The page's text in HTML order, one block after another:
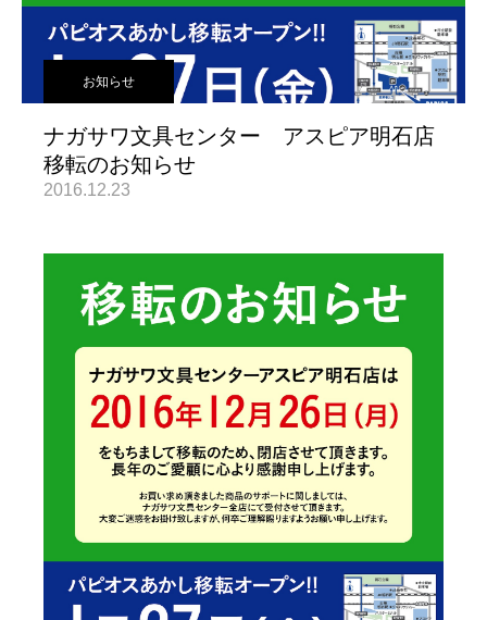
お知らせ
ナガサワ文具センター アスピア明石店
移転のお知らせ
2016.12.23